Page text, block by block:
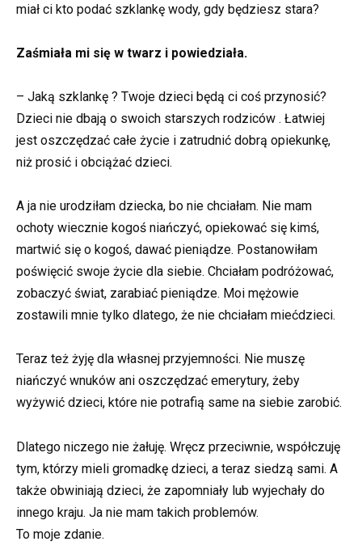
miał ci kto podać szklankę wody, gdy będziesz stara?
Zaśmiała mi się w twarz i powiedziała.
– Jaką szklankę ? Twoje dzieci będą ci coś przynosić?
Dzieci nie dbają o swoich starszych rodziców . Łatwiej
jest oszczędzać całe życie i zatrudnić dobrą opiekunkę,
niż prosić i obciążać dzieci.
A ja nie urodziłam dziecka, bo nie chciałam. Nie mam
ochoty wiecznie kogoś niańczyć, opiekować się kimś,
martwić się o kogoś, dawać pieniądze. Postanowiłam
poświęcić swoje życie dla siebie. Chciałam podróżować,
zobaczyć świat, zarabiać pieniądze. Moi mężowie
zostawili mnie tylko dlatego, że nie chciałam miećdzieci.
Teraz też żyję dla własnej przyjemności. Nie muszę
niańczyć wnuków ani oszczędzać emerytury, żeby
wyżywić dzieci, które nie potrafią same na siebie zarobić.
Dlatego niczego nie żałuję. Wręcz przeciwnie, współczuję
tym, którzy mieli gromadkę dzieci, a teraz siedzą sami. A
także obwiniają dzieci, że zapomniały lub wyjechały do
innego kraju. Ja nie mam takich problemów.
To moje zdanie.